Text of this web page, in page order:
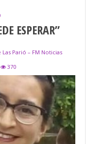
ESPERAR”
Parió – FM Noticias
370